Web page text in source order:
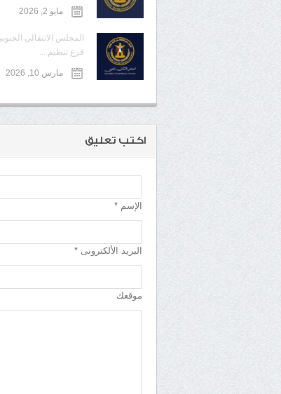
مايو 2, 2026
المجلس الانتقالي
فرع تنظيم ...
مارس 10, 2026
اكتب تعليق
الإسم *
البريد الألكترونى *
موقعك